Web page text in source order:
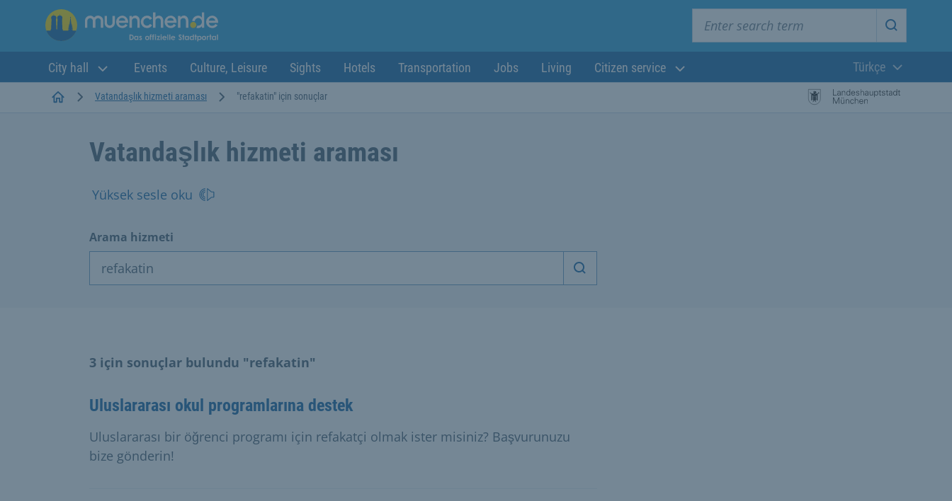
Start
City hall Events Culture, Leisure Sights Hotels Transportation Jobs Living Citizen service
Güncel dil:
Türkçe
StartseiteVatandaşlık hizmeti araması "refakatin" için sonuçlar
Vatandaşlık hizmeti araması
Yüksek sesle oku
Arama hizmeti
Aramaya başlayın
3 için sonuçlar bulundu "refakatin"
Uluslararası okul programlarına destek
Uluslararası bir öğrenci programı için refakatçi olmak ister misiniz? Başvurunuzu
bize gönderin!